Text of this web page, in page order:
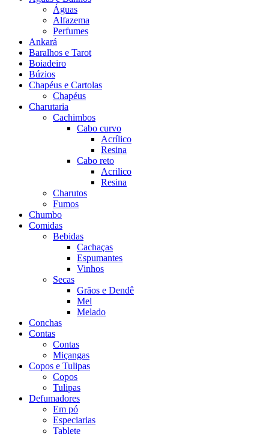
Águas
Alfazema
Perfumes
Ankará
Baralhos e Tarot
Boiadeiro
Búzios
Chapéus e Cartolas
Chapéus
Charutaria
Cachimbos
Cabo curvo
Acrílico
Resina
Cabo reto
Acrilico
Resina
Charutos
Fumos
Chumbo
Comidas
Bebidas
Cachaças
Espumantes
Vinhos
Secas
Grãos e Dendê
Mel
Melado
Conchas
Contas
Contas
Miçangas
Copos e Tulipas
Copos
Tulipas
Defumadores
Em pó
Especiarias
Tablete